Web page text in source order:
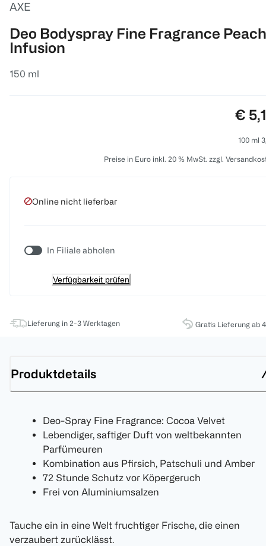
AXE
Deo Bodyspray Fine Fragrance Peach
Infusion
150 ml
€
100 ml
Preise in Euro inkl. 20 % MwSt. zzgl.
Online nicht lieferbar
In Filiale abholen
Verfügbarkeit prüfen
Lieferung in 2-3 Werktagen Gratis Lieferung ab
Produktdetails
Deo-Spray Fine Fragrance: Cocoa Velvet
Lebendiger, saftiger Duft von weltbekannten
Parfümeuren
Kombination aus Pfirsich, Patschuli und Amber
72 Stunde Schutz vor Köpergeruch
Frei von Aluminiumsalzen
Tauche ein in eine Welt fruchtiger Frische, die einen
verzaubert zurücklässt.